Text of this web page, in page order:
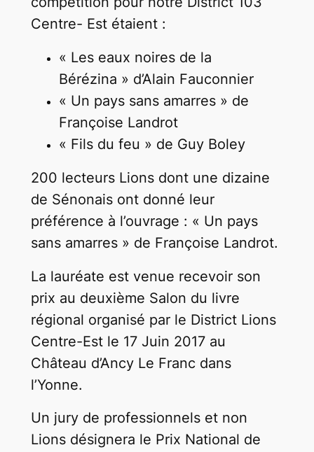
Centre- Est étaient :
« Les eaux noires de la
Bérézina » d’Alain Fauconnier
« Un pays sans amarres » de
Françoise Landrot
« Fils du feu » de Guy Boley
200 lecteurs Lions dont une dizaine
de Sénonais ont donné leur
préférence à l’ouvrage : « Un pays
sans amarres » de Françoise Landrot.
La lauréate est venue recevoir son
prix au deuxième Salon du livre
régional organisé par le District Lions
Centre-Est le 17 Juin 2017 au
Château d’Ancy Le Franc dans
l’Yonne.
Un jury de professionnels et non
Lions désignera le Prix National de